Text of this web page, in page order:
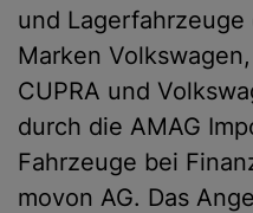
und Lagerfahrzeuge
Marken
CUPRA und
durch die AMAG
Fahrzeuge bei
movon AG. Das